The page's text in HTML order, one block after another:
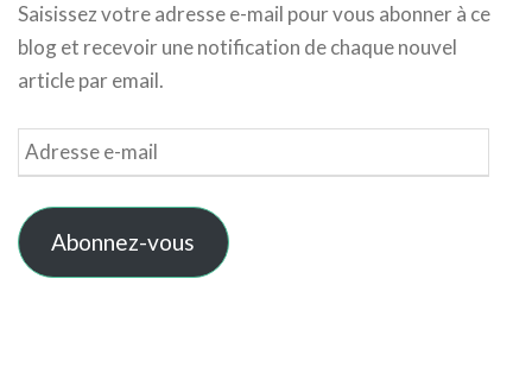
Saisissez votre adresse e-mail pour vous abonner à ce
blog et recevoir une notification de chaque nouvel
article par email.
Adresse
e-
mail
Abonnez-vous